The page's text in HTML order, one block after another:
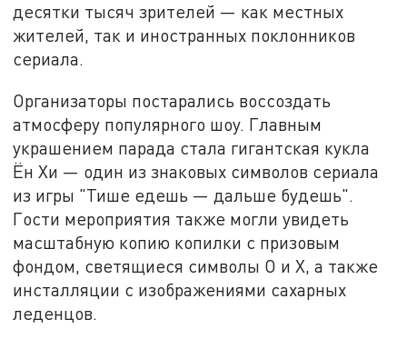
десятки тысяч зрителей — как местных
жителей, так и иностранных поклонников
сериала.
Организаторы постарались воссоздать
атмосферу популярного шоу. Главным
украшением парада стала гигантская кукла
Ён Хи — один из знаковых символов сериала
из игры "Тише едешь — дальше будешь".
Гости мероприятия также могли увидеть
масштабную копию копилки с призовым
фондом, светящиеся символы O и X, а также
инсталляции с изображениями сахарных
леденцов.